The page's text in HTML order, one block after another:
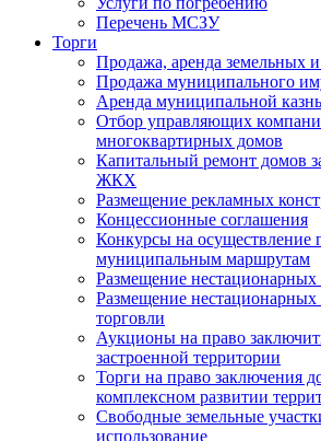
Перечень МСЗУ
Торги
Продажа, аренда земельных
Продажа муниципального
Аренда муниципальной
Отбор управляющих
многоквартирных домов
Капитальный ремонт домов
ЖКХ
Размещение рекламных
Концессионные соглашения
Конкурсы на осуществление
муниципальным маршрутам
Размещение нестационарных
Размещение нестационарных
торговли
Аукционы на право
застроенной территории
Торги на право заключения
комплексном развитии
Свободные земельные
использование